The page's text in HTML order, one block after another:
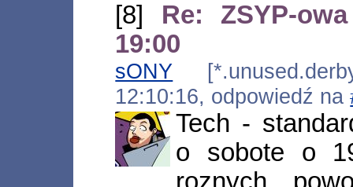
[8] Re: ZSYP-
19:00
sONY
12:10:16, odpowiedź na
Tech -
o sobote o